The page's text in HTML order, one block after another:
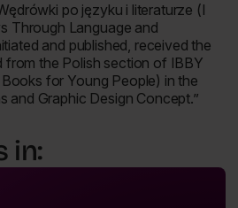
po języku i literaturze (I
Through Language and
and published, received the
from the Polish section of IBBY
for Young People) in the
and Graphic Design Concept.”
in: